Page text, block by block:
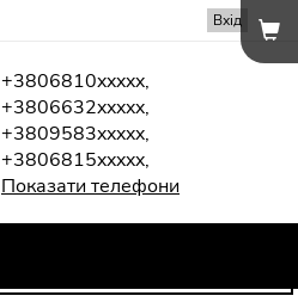
Вхід
+3806810xxxxx,
+3806632xxxxx,
+3809583xxxxx,
+3806815xxxxx,
Показати телефони